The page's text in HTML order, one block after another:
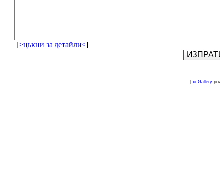
[>цъкни за детайли<]
[ xcGallery